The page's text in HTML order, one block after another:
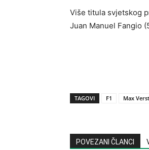
Više titula svjetskog
Juan Manuel Fangio
TAGOVI F1 Max
POVEZANI ČLANCI